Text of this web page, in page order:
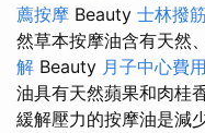
薦按摩 Beauty 士林撥
然草本按摩油含有天然
解 Beauty 月子中心費
油具有天然蘋果和肉桂
緩解壓力的按摩油是減